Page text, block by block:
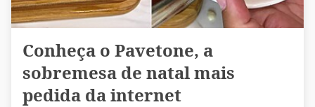
Conheça o Pavetone, a
sobremesa de natal mais
pedida da internet